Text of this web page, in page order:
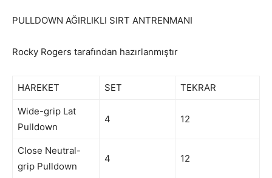
PULLDOWN AĞIRLIKLI SIRT ANTRENMANI
Rocky Rogers tarafından hazırlanmıştır
HAREKET SET TEKRAR
Wide-grip Lat
Pulldown
4 12
Close Neutral-
grip Pulldown
4 12